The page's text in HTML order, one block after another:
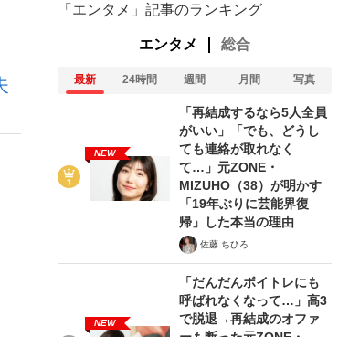
『北の国から』倉本聰氏（91...
「エンタメ」記事のランキング
エンタメ 総合
最新 24時間 週間 月間 写真
NEW
「再結成するなら5人全員
がいい」「でも、どうし
ても連絡が取れなく
て…」元ZONE・
MIZUHO（38）が明かす
「19年ぶりに芸能界復
帰」した本当の理由
佐藤 ちひろ
NEW
「だんだんボイトレにも
呼ばれなくなって…」高3
で脱退→再結成のオファ